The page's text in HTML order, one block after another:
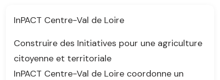
InPACT Centre-Val de Loire
Construire des Initiatives pour une agriculture
citoyenne et territoriale
InPACT Centre-Val de Loire coordonne un